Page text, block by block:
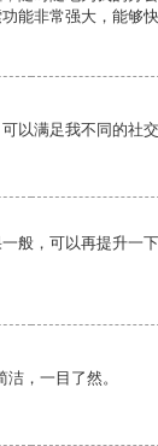
能非常强大，能够
以满足我不同的社交
般，可以再提升一
，一目了然。